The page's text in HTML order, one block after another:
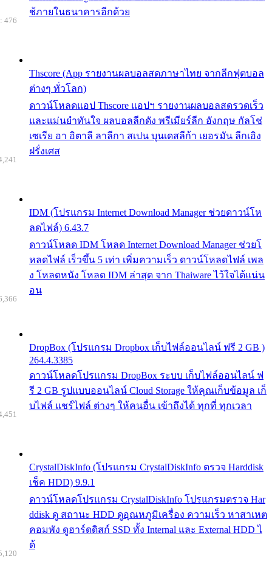
ช้ภายในธนาคารอีกด้วย
Thscore (App รายงานผลบอลสดภาษาไทย จากลีกฟุตบอล
ต่างๆ ทั่วโลก)
ดาวน์โหลดแอป Thscore แอปฯ รายงานผลบอลสดรวดเร็ว
และแม่นยำทันใจ ผลบอลลีกดัง พรีเมียร์ลีก อังกฤษ กัลโช่
เซเรีย อา อิตาลี ลาลีกา สเปน บุนเดสลีก้า เยอรมัน ลีกเอิง
ฝรั่งเศส
476
IDM (โปรแกรม Internet Download Manager ช่วยดาวน์โห
ลดไฟล์) 6.43.7
ดาวน์โหลด IDM โหลด Internet Download Manager ช่วยโ
หลดไฟล์ เร็วขึ้น 5 เท่า เพิ่มความเร็ว ดาวน์โหลดไฟล์ เพล
ง โหลดหนัง โหลด IDM ล่าสุด จาก Thaiware ไว้ใจได้แน่น
อน
DropBox (โปรแกรม Dropbox เก็บไฟล์ออนไลน์ ฟรี 2 GB )
264.4.3385
ดาวน์โหลดโปรแกรม DropBox ระบบ เก็บไฟล์ออนไลน์ ฟ
รี 2 GB รูปแบบออนไลน์ Cloud Storage ให้คุณเก็บข้อมูล เก็
บไฟล์ แชร์ไฟล์ ต่างๆ ให้คนอื่น เข้าถึงได้ ทุกที่ ทุกเวลา
CrystalDiskInfo (โปรแกรม CrystalDiskInfo ตรวจ Harddisk
เช็ค HDD) 9.9.1
ดาวน์โหลดโปรแกรม CrystalDiskInfo โปรแกรมตรวจ Har
ddisk ดู สถานะ HDD ดูอุณหภูมิเครื่อง ความเร็ว หาสาเหต
คอมพัง ดูฮาร์ดดิสก์ SSD ทั้ง Internal และ External HDD ไ
ด้